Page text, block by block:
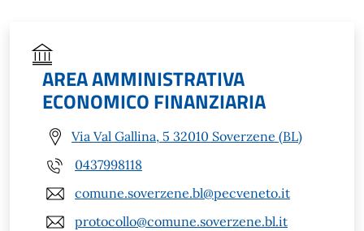
AREA AMMINISTRATIVA
ECONOMICO FINANZIARIA
Via Val Gallina, 5 32010 Soverzene (BL)
0437998118
comune.soverzene.bl@pecveneto.it
protocollo@comune.soverzene.bl.it